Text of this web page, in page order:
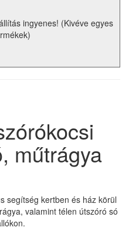
ingyenes! (Kivéve egyes
műtrágya
segítség kertben és ház körül
valamint télen útszóró só